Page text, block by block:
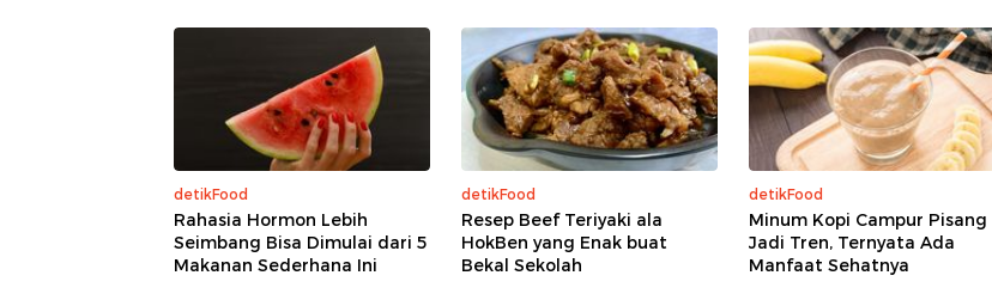
detikFood
Rahasia Hormon Lebih
Seimbang Bisa Dimulai dari 5
Makanan Sederhana Ini
detikFood
Resep Beef Teriyaki ala
HokBen yang Enak buat
Bekal Sekolah
detikFood
Minum Kopi Campur Pisang
Jadi Tren, Ternyata Ada
Manfaat Sehatnya